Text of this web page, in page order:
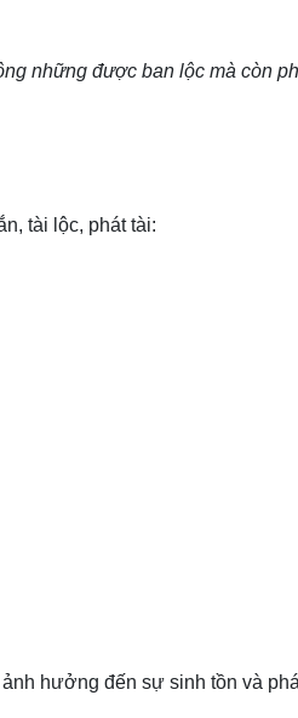
những được ban lộc mà còn
tài lộc, phát tài:
hưởng đến sự sinh tồn và